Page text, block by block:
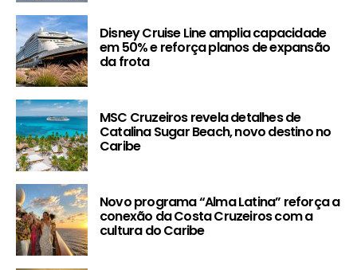
Disney Cruise Line amplia capacidade
em 50% e reforça planos de expansão
da frota
MSC Cruzeiros revela detalhes de
Catalina Sugar Beach, novo destino no
Caribe
Novo programa “Alma Latina” reforça a
conexão da Costa Cruzeiros com a
cultura do Caribe